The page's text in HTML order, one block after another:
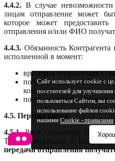
Сайт использует cookie с
посетителей для
пользоваться Сайтом, вы
использование файлов
нашими Cookiе - правилами
4.4.2. В случае
лицам отправление может
которое может
отправления и/или ФИО
4.4.3. Обязанность Контрагента
исполненной в момент:
вручения отправления
получения отправления в
компании;
получения отправления в
4.5. Переход риска
4.5.1.Риск случайной гибели
Товара переходит к
передачи отправления